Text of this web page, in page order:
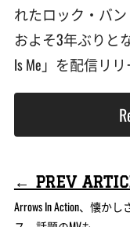
れたロック・バン
およそ3年ぶりと
ls Me」を配信リ
← PREV
Arrows In Action、懐か